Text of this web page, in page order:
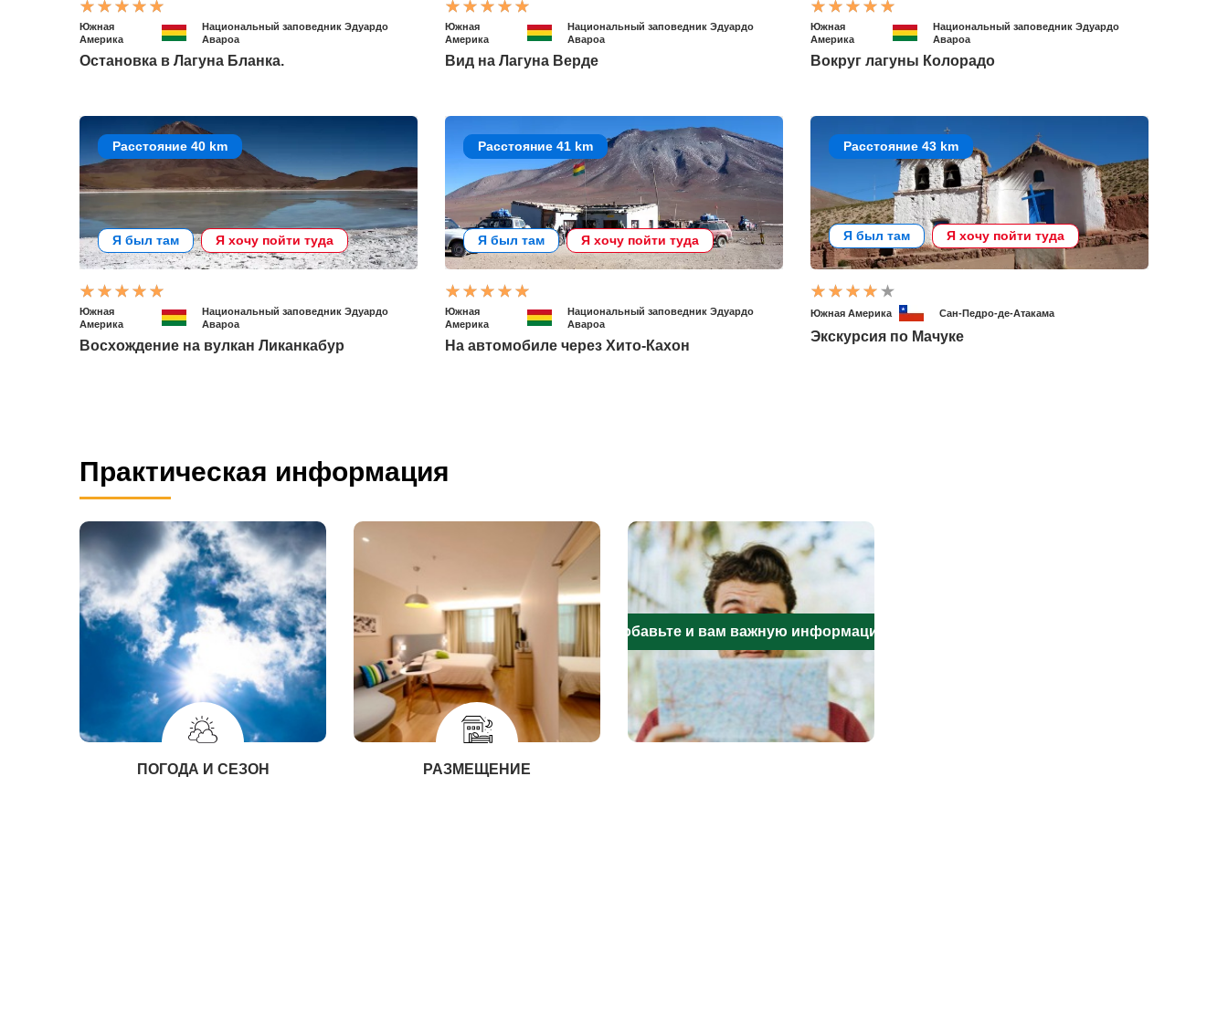
Южная
Америка
Национальный заповедник Эдуардо
Авароа
Остановка в Лагуна Бланка.
Южная
Америка
Национальный заповедник Эдуардо
Авароа
Вид на Лагуна Верде
Южная
Америка
Национальный заповедник Эдуардо
Авароа
Вокруг лагуны Колорадо
Расстояние 40 km
Я был там Я хочу пойти туда
Южная
Америка
Национальный заповедник Эдуардо
Авароа
Восхождение на вулкан Ликанкабур
Расстояние 41 km
Я был там Я хочу пойти туда
Южная
Америка
Национальный заповедник Эдуардо
Авароа
На автомобиле через Хито-Кахон
Расстояние 43 km
Я был там Я хочу пойти туда
Южная Америка Сан-Педро-де-Атакама
Экскурсия по Мачуке
Практическая информация
ПОГОДА И СЕЗОН РАЗМЕЩЕНИЕ
Добавьте и вам важную информацию